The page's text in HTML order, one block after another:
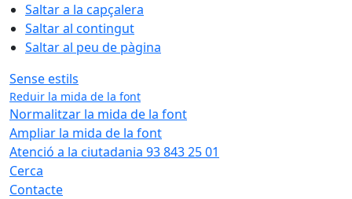
Saltar a la capçalera
Saltar al contingut
Saltar al peu de pàgina
Sense estils
Reduir la mida de la font
Normalitzar la mida de la font
Ampliar la mida de la font
Atenció a la ciutadania 93 843 25 01
Cerca
Contacte